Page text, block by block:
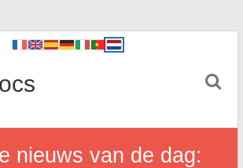
nieuws van de dag: